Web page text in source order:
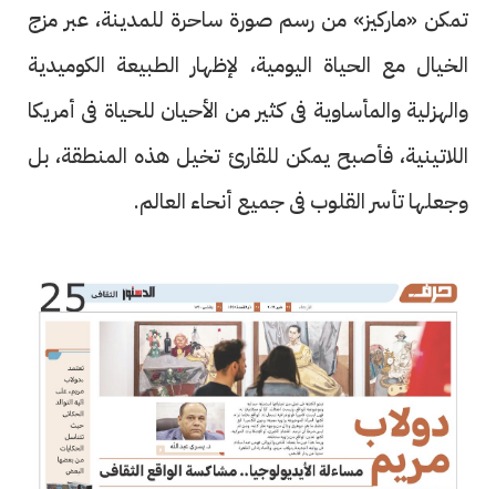
تمكن «ماركيز» من رسم صورة ساحرة للمدينة، عبر مزج
الخيال مع الحياة اليومية، لإظهار الطبيعة الكوميدية
والهزلية والمأساوية فى كثير من الأحيان للحياة فى أمريكا
اللاتينية، فأصبح يمكن للقارئ تخيل هذه المنطقة، بل
وجعلها تأسر القلوب فى جميع أنحاء العالم.